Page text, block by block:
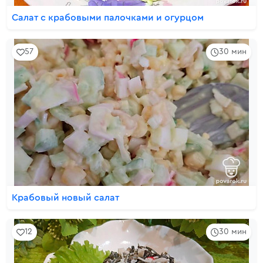
Салат с крабовыми палочками и огурцом
30 мин
57
Крабовый новый салат
30 мин
12